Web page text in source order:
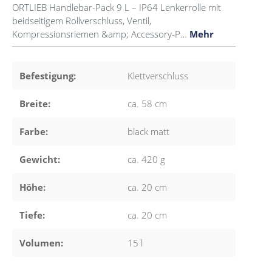
ORTLIEB Handlebar-Pack 9 L – IP64 Lenkerrolle mit
beidseitigem Rollverschluss, Ventil,
Kompressionsriemen &amp; Accessory-P… Mehr
Befestigung: Klettverschluss
Breite: ca. 58 cm
Farbe: black matt
Gewicht: ca. 420 g
Höhe: ca. 20 cm
Tiefe: ca. 20 cm
Volumen: 15 l